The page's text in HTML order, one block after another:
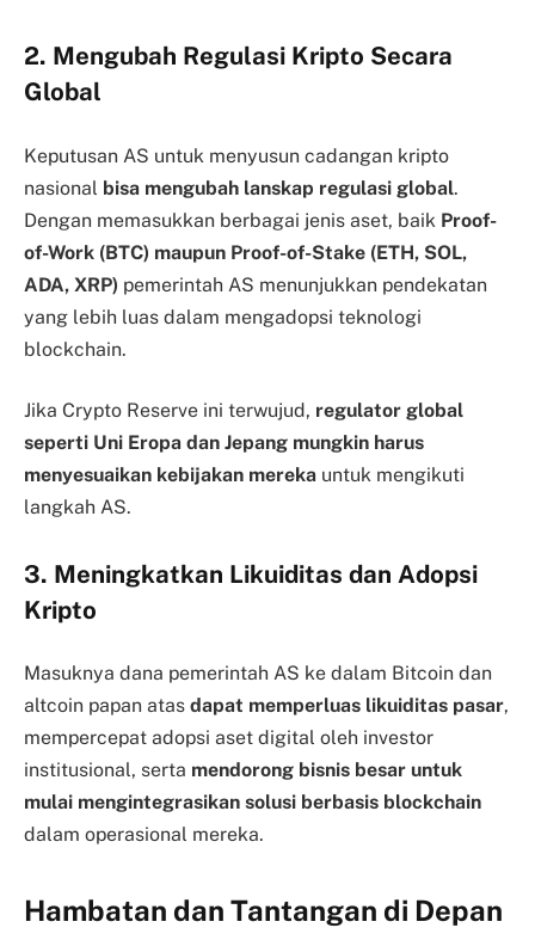
2. Mengubah Regulasi Kripto Secara
Global
Keputusan AS untuk menyusun cadangan kripto
nasional bisa mengubah lanskap regulasi global.
Dengan memasukkan berbagai jenis aset, baik Proof-
of-Work (BTC) maupun Proof-of-Stake (ETH, SOL,
ADA, XRP) pemerintah AS menunjukkan pendekatan
yang lebih luas dalam mengadopsi teknologi
blockchain.
Jika Crypto Reserve ini terwujud, regulator global
seperti Uni Eropa dan Jepang mungkin harus
menyesuaikan kebijakan mereka untuk mengikuti
langkah AS.
3. Meningkatkan Likuiditas dan Adopsi
Kripto
Masuknya dana pemerintah AS ke dalam Bitcoin dan
altcoin papan atas dapat memperluas likuiditas pasar,
mempercepat adopsi aset digital oleh investor
institusional, serta mendorong bisnis besar untuk
mulai mengintegrasikan solusi berbasis blockchain
dalam operasional mereka.
Hambatan dan Tantangan di Depan